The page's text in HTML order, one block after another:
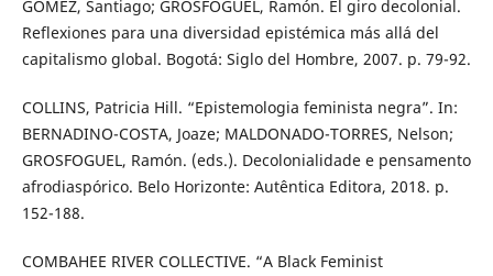
GÓMEZ, Santiago; GROSFOGUEL, Ramón. El giro decolonial.
Reflexiones para una diversidad epistémica más allá del
capitalismo global. Bogotá: Siglo del Hombre, 2007. p. 79-92.
COLLINS, Patricia Hill. “Epistemologia feminista negra”. In:
BERNADINO-COSTA, Joaze; MALDONADO-TORRES, Nelson;
GROSFOGUEL, Ramón. (eds.). Decolonialidade e pensamento
afrodiaspórico. Belo Horizonte: Autêntica Editora, 2018. p.
152-188.
COMBAHEE RIVER COLLECTIVE. “A Black Feminist